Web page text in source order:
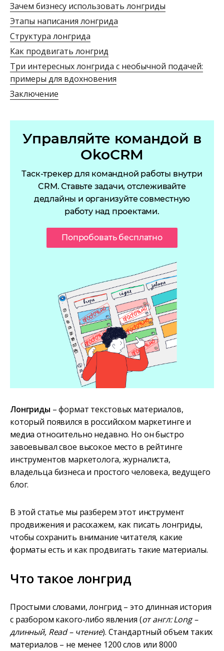
Зачем бизнесу использовать лонгриды
Этапы написания лонгрида
Структура лонгрида
Как продвигать лонгрид
Три интересных лонгрида с необычной подачей:
примеры для вдохновения
Заключение
Управляйте командой в
OkoCRM
Таск-трекер для командной работы внутри
CRM. Ставьте задачи, отслеживайте
дедлайны и организуйте совместную
работу над проектами.
Попробовать бесплатно
Лонгриды – формат текстовых материалов,
который появился в российском маркетинге и
медиа относительно недавно. Но он быстро
завоевывал свое высокое место в рейтинге
инструментов маркетолога, журналиста,
владельца бизнеса и простого человека, ведущего
блог.
В этой статье мы разберем этот инструмент
продвижения и расскажем, как писать лонгриды,
чтобы сохранить внимание читателя, какие
форматы есть и как продвигать такие материалы.
Что такое лонгрид
Простыми словами, лонгрид – это длинная история
с разбором какого-либо явления (от англ: Long –
длинный, Read – чтение). Стандартный объем таких
материалов – не менее 1200 слов или 8000